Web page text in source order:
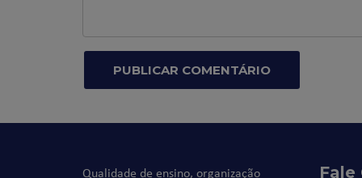
Qualidade de ensino, organização Fale